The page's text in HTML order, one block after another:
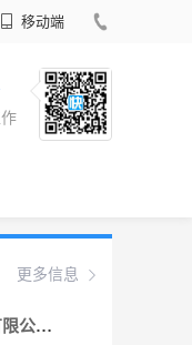
移动端
更多信息
广州市靓家居装饰材料有限公司 在营